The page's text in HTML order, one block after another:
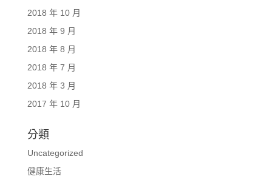
2018 年 10 月
2018 年 9 月
2018 年 8 月
2018 年 7 月
2018 年 3 月
2017 年 10 月
分類
Uncategorized
健康生活